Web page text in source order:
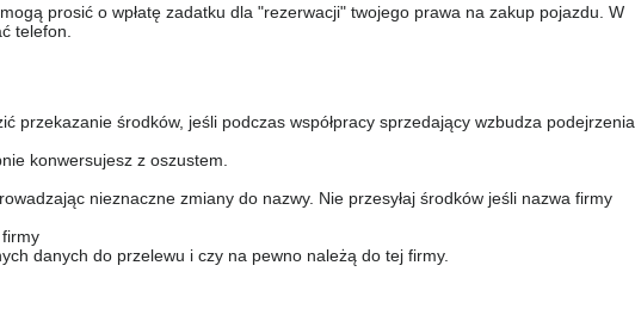
prosić o wpłatę zadatku dla "rezerwacji" twojego prawa na zakup pojazdu. W
telefon.
przekazanie środków, jeśli podczas współpracy sprzedający wzbudza podejrzenia.
konwersujesz z oszustem.
nieznaczne zmiany do nazwy. Nie przesyłaj środków jeśli nazwa firmy
danych do przelewu i czy na pewno należą do tej firmy.